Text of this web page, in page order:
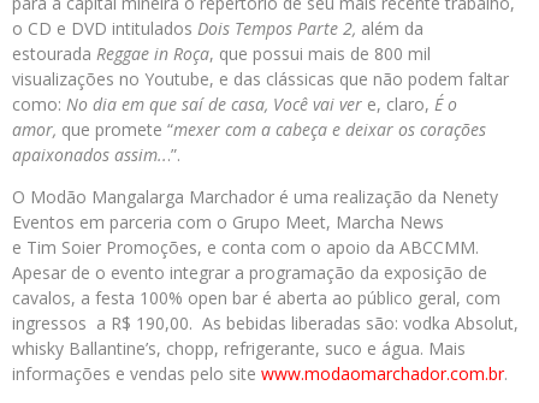
o CD e DVD intitulados Dois Tempos Parte 2, além da
estourada Reggae in Roça, que possui mais de 800 mil
visualizações no Youtube, e das clássicas que não podem faltar
como: No dia em que saí de casa, Você vai ver e, claro, É o
amor, que promete “mexer com a cabeça e deixar os corações
apaixonados assim...”.
O Modão Mangalarga Marchador é uma realização da Nenety
Eventos em parceria com o Grupo Meet, Marcha News
e Tim Soier Promoções, e conta com o apoio da ABCCMM.
Apesar de o evento integrar a programação da exposição de
cavalos, a festa 100% open bar é aberta ao público geral, com
ingressos a R$ 190,00. As bebidas liberadas são: vodka Absolut,
whisky Ballantine’s, chopp, refrigerante, suco e água. Mais
informações e vendas pelo site www.modaomarchador.com.br.